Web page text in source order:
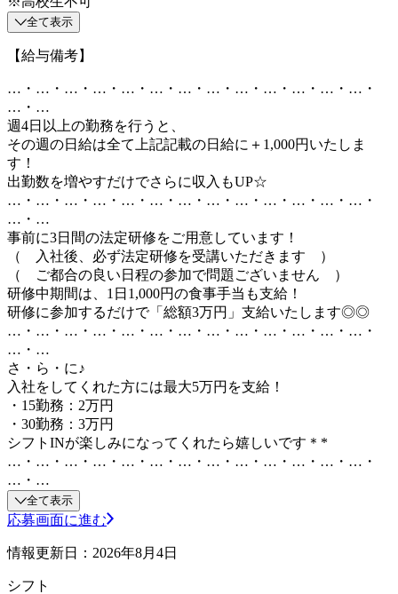
全て表示
【給与備考】
…・…・…・…・…・…・…・…・…・…・…・…・…・
…・…
週4日以上の勤務を行うと、
その週の日給は全て上記記載の日給に＋1,000円いたしま
す！
出勤数を増やすだけでさらに収入もUP☆
…・…・…・…・…・…・…・…・…・…・…・…・…・
…・…
事前に3日間の法定研修をご用意しています！
（ 入社後、必ず法定研修を受講いただきます ）
（ ご都合の良い日程の参加で問題ございません ）
研修中期間は、1日1,000円の食事手当も支給！
研修に参加するだけで「総額3万円」支給いたします◎◎
…・…・…・…・…・…・…・…・…・…・…・…・…・
…・…
さ・ら・に♪
入社をしてくれた方には最大5万円を支給！
・15勤務：2万円
・30勤務：3万円
シフトINが楽しみになってくれたら嬉しいです＊*
…・…・…・…・…・…・…・…・…・…・…・…・…・
…・…
全て表示
応募画面に進む
情報更新日：2026年8月4日
シフト